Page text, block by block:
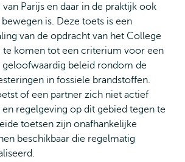
Parijs en daar in de praktijk ook
is. Deze toets is een
van de opdracht van het College
te komen tot een criterium voor een
geloofwaardig beleid rondom de
in fossiele brandstoffen.
of een partner zich niet actief
regelgeving op dit gebied tegen te
toetsen zijn onafhankelijke
beschikbaar die regelmatig